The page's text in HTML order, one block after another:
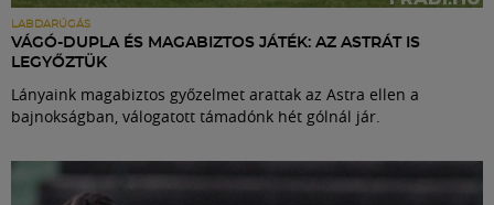
LABDARÚGÁS
VÁGÓ-DUPLA ÉS MAGABIZTOS JÁTÉK: AZ ASTRÁT IS
LEGYŐZTÜK
Lányaink magabiztos győzelmet arattak az Astra ellen a
bajnokságban, válogatott támadónk hét gólnál jár.